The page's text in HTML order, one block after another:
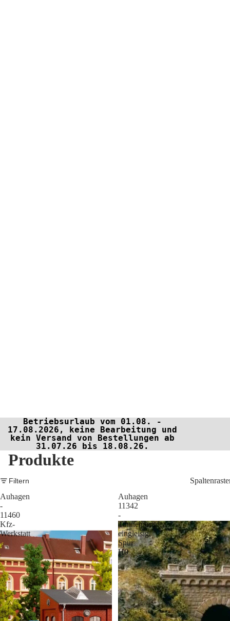
Shop
Betriebsurlaub vom 01.08. -
17.08.2026, keine Bearbeitung und
kein Versand von Bestellungen ab
31.07.26 bis 18.08.26.
Produkte
Filtern
Auhagen
-
11460
Kfz-
Werkstatt
Auhagen
11342
-
Tunnelportale
eingleisig,
Spur
H0